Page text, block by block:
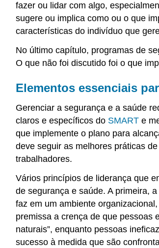
fazer ou lidar com algo,
sugere ou implica como ou o que
características do indivíduo que
No último capítulo, programas de
O que não foi discutido foi o que
Elementos essenciais
Gerenciar a segurança e a saúde
claros e específicos do SMART e
que implemente o plano para
deve seguir as melhores práticas
trabalhadores.
Vários princípios de liderança que
de segurança e saúde. A primeira,
faz em um ambiente
premissa a crença de que pessoas
naturais”, enquanto pessoas
sucesso à medida que são